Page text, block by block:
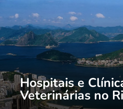
Hospitais e
Veterinárias no